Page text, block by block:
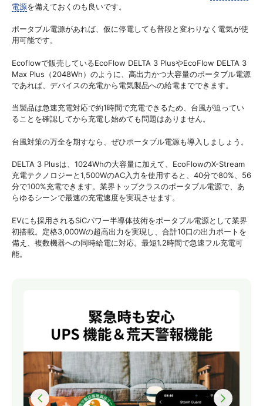
電源を備えておくのも良いです。
ポータブル電源があれば、仮に停電しても普段と変わりなく電気が使
用可能です。
Ecoflowで販売しているEcoFlow DELTA 3 PlusやEcoFlow DELTA 3
Max Plus（2048Wh）のように、高出力かつ大容量のポータブル電源
であれば、デバイスの充電から電気製品への給電までできます。
当製品は急速充電対応で約1時間で充電できるため、台風が迫ってい
ることを確認してから充電し始めても問題はありません。
台風対策の万全を期すなら、ぜひポータブル電源も導入しましょう。
DELTA 3 Plusは、1024Whの大容量に加えて、EcoFlowのX-Stream
充電テクノロジーと1,500WのAC入力を使用すると、40分で80%、56
分で100%充電できます。業界トップクラスのポータブル電源で、あ
らゆるシーンで最速の充電速度を実現させます。
EVにも採用されるSiCパワー半導体技術をポータブル電源として業界
初搭載。定格3,000Wの超高出力を実現し、合計10口の出力ポートを
備え、複数機器への同時給電に対応。最短1.2時間で急速フル充電可
能。